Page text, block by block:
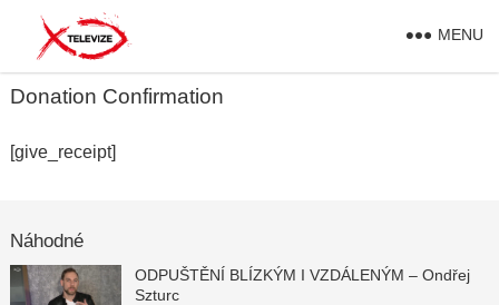
MENU
Donation Confirmation
[give_receipt]
Náhodné
ODPUŠTĚNÍ BLÍZKÝM I VZDÁLENÝM – Ondřej
Szturc